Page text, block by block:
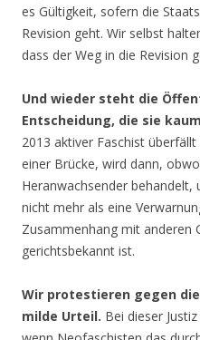
es Gültigkeit, sofern die
Revision geht. Wir selbst
dass der Weg in die Revision
Und wieder steht die
Entscheidung, die sie
2013 aktiver Faschist
einer Brücke, wird dann,
Heranwachsender behandelt,
nicht mehr als eine
Zusammenhang mit anderen
gerichtsbekannt ist.
Wir protestieren gegen
milde Urteil. Bei dieser